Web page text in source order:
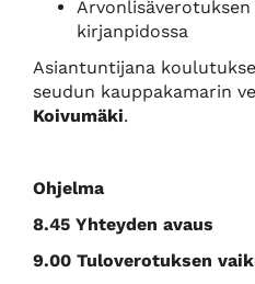
kirjanpidossa
Asiantuntijana
seudun kauppakamarin
Koivumäki.
Ohjelma
8.45 Yhteyden avaus
9.00 Tuloverotuksen